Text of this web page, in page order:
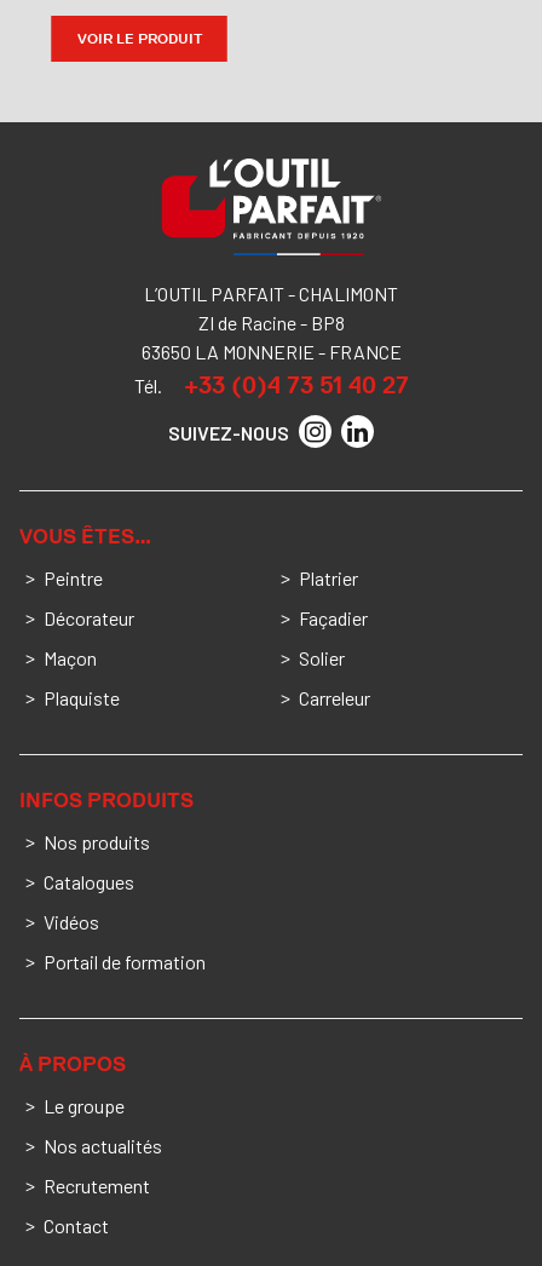
VOIR LE PRODUIT
L’OUTIL PARFAIT - CHALIMONT
ZI de Racine - BP8
63650 LA MONNERIE - FRANCE
Tél.
+33 (0)4 73 51 40 27
SUIVEZ-NOUS
VOUS ÊTES…
Peintre
Décorateur
Maçon
Plaquiste
Platrier
Façadier
Solier
Carreleur
INFOS PRODUITS
Nos produits
Catalogues
Vidéos
Portail de formation
À PROPOS
Le groupe
Nos actualités
Recrutement
Contact